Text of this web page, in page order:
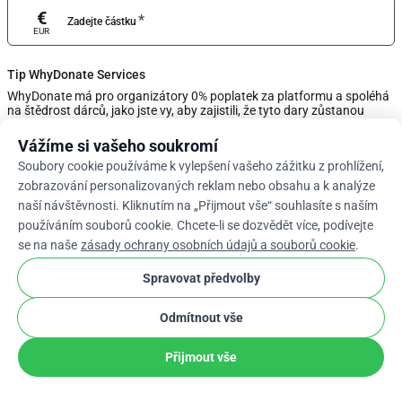
Zadejte částku *
€
EUR
Tip WhyDonate Services
WhyDonate má pro organizátory 0% poplatek za platformu a spoléhá
na štědrost dárců, jako jste vy, aby zajistili, že tyto dary zůstanou
níže zadejte vlastní tip.
0%
Zadejte Vlastní Tip
Dále
Csarrow_drop_down cookie
Vážíme si vašeho soukromí
Soubory cookie používáme k vylepšení vašeho zážitku z prohlížení,
zobrazování personalizovaných reklam nebo obsahu a k analýze
naší návštěvnosti. Kliknutím na „Přijmout vše“ souhlasíte s naším
používáním souborů cookie. Chcete-li se dozvědět více, podívejte
se na naše zásady ochrany osobních údajů a souborů cookie.
Spravovat předvolby
Odmítnout vše
Přijmout vše